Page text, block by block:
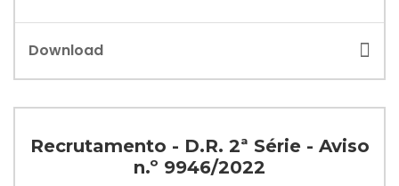
Download
Recrutamento - D.R. 2ª Série - Aviso
n.º 9946/2022